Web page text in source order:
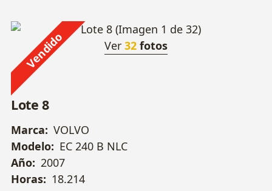
Vendido Ver 32 fotos
Lote 8
Marca: VOLVO
Modelo: EC 240 B NLC
Año: 2007
Horas: 18.214